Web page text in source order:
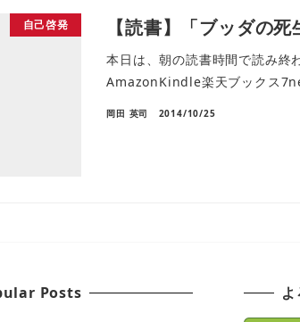
自己啓発 【読書】「ブッダの
本日は、朝の読書時間で読み
AmazonKindle楽天ブックス
岡田 英司 2014/10/25
Posts